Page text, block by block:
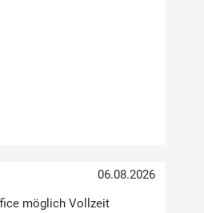
06.08.2026
möglich Vollzeit